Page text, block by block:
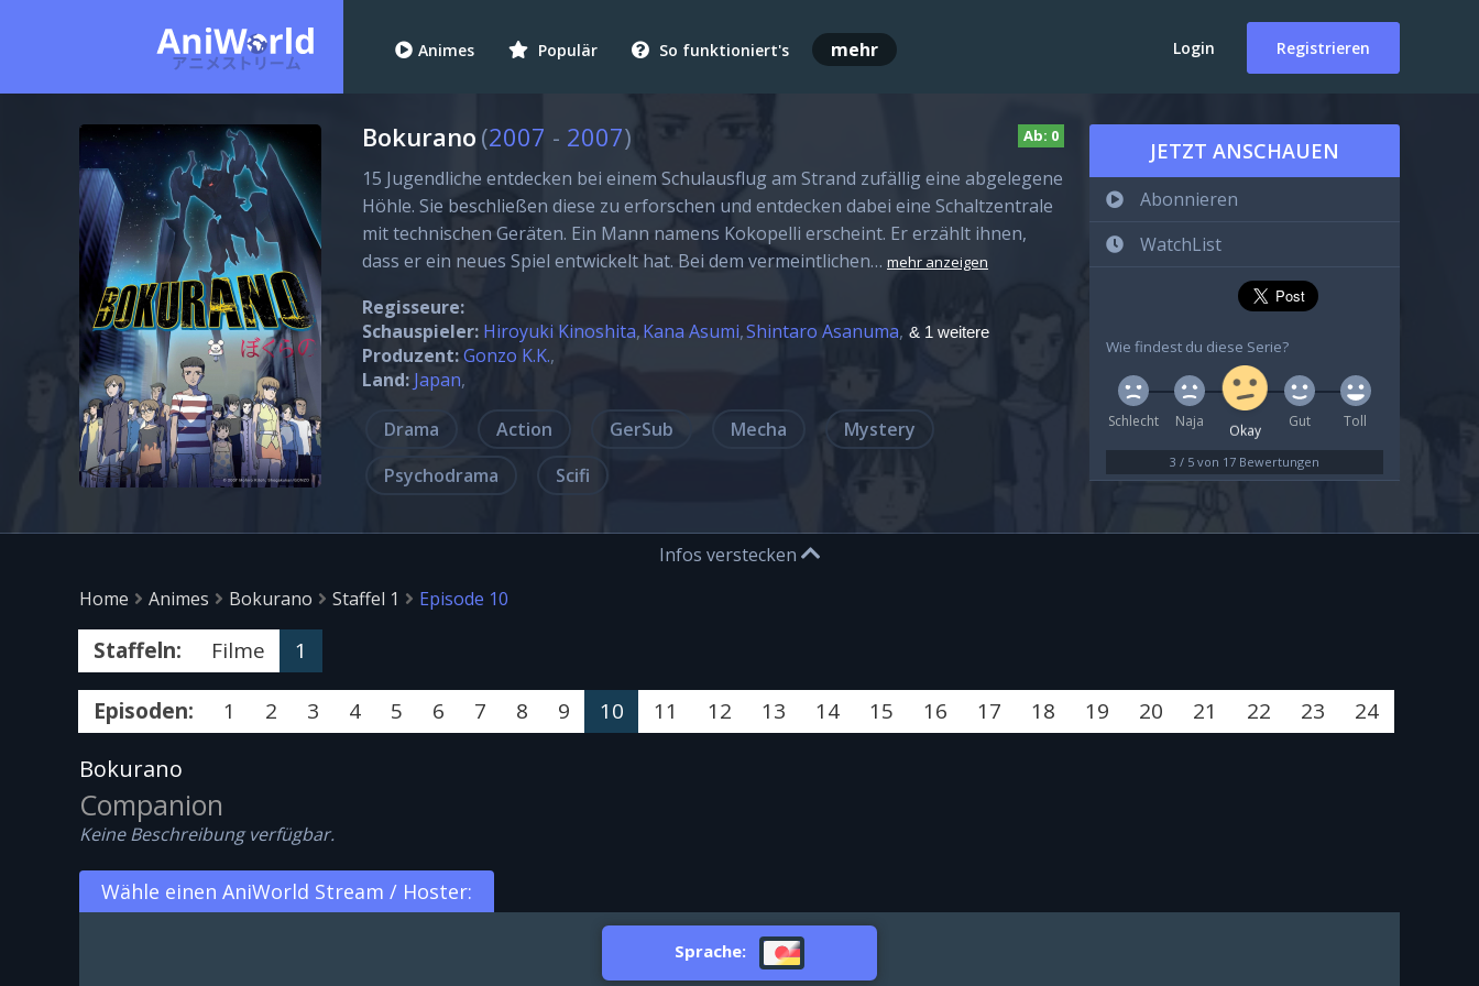
Animes Populär So funktioniert's mehr Login Registrieren
Bokurano (2007 - 2007) Ab: 0
15 Jugendliche entdecken bei einem Schulausflug am Strand zufällig eine abgelegene
Höhle. Sie beschließen diese zu erforschen und entdecken dabei eine Schaltzentrale
mit technischen Geräten. Ein Mann namens Kokopelli erscheint. Er erzählt ihnen,
dass er ein neues Spiel entwickelt hat. Bei dem vermeintlichen… mehr anzeigen
Regisseure:
Schauspieler: Hiroyuki Kinoshita Kana Asumi Shintaro Asanuma & 1 weitere
Produzent:Gonzo K.K.
Land: Japan
Drama Action GerSub Mecha
Mystery
Psychodrama
Scifi
JETZT ANSCHAUEN
Abonnieren
WatchList
Wie findest du diese Serie?
Schlecht Naja
Okay
Gut Toll
3 / 5 von 17 Bewertungen
Infos verstecken
Home
Animes Bokurano Staffel 1 Episode 10
Staffeln: Filme 1
Episoden: 1 2 3 4 5 6 7 8 9 10 11 12 13 14 15 16 17 18 19 20 21 22 23 24
Bokurano
Companion
Keine Beschreibung verfügbar.
Wähle einen AniWorld Stream / Hoster:
Sprache: